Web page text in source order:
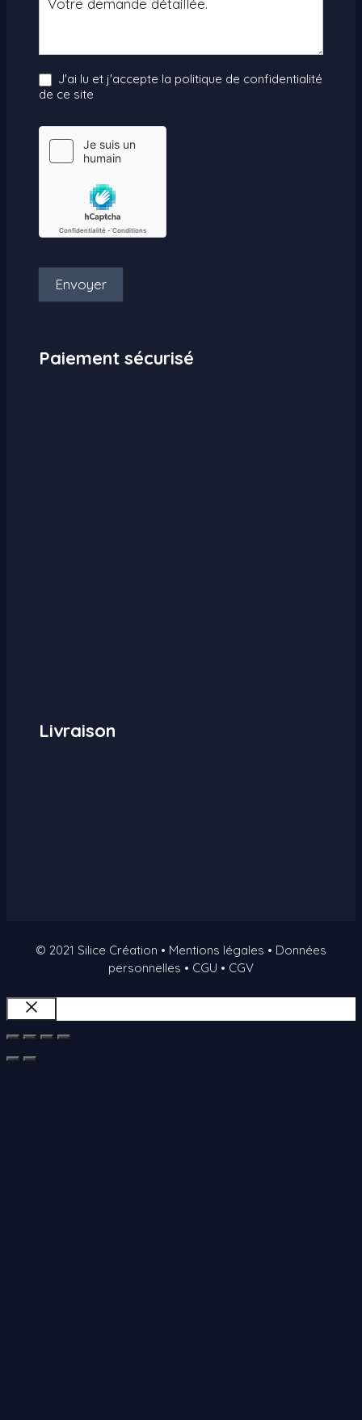
J'ai lu et j'accepte la politique de confidentialité
de ce site
Envoyer
Paiement sécurisé
Livraison
© 2021 Silice Création • Mentions légales • Données
personnelles • CGU • CGV
Fermer